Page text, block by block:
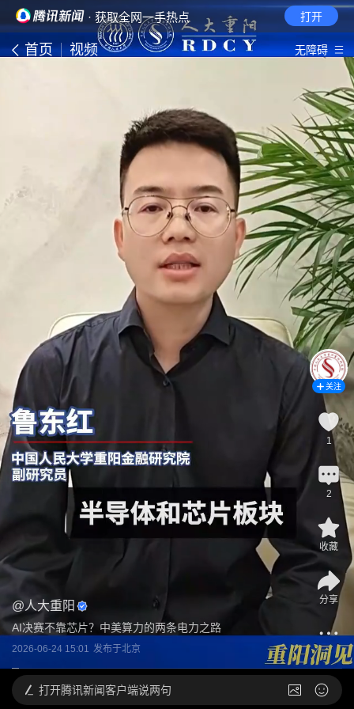
· 获取全网一手热点 打开
首页 视频 无障碍
@人大重阳
AI决赛不靠芯片？中美算力的两条电力之路
2026-06-24 15:01 发布于北京
关注
1
2
收藏
分享
打开腾讯新闻客户端说两句